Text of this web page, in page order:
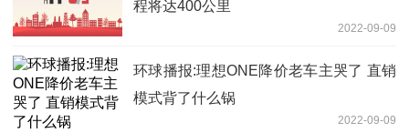
程将达400公里
2022-09-09
环球播报:理想ONE降价老车主哭了 直销
模式背了什么锅
2022-09-09